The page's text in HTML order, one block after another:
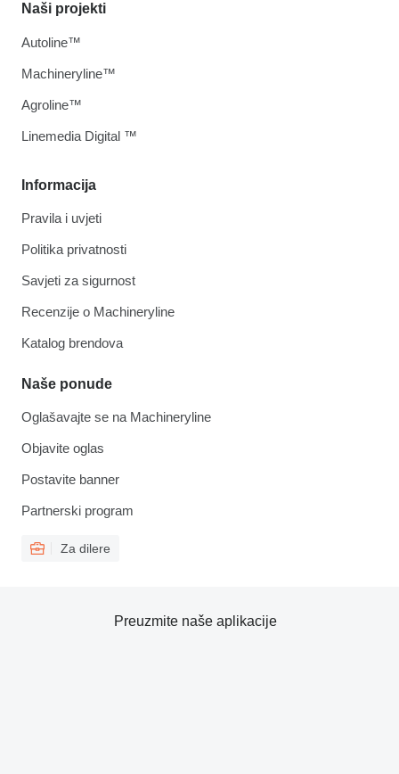
Informacija
Pravila i uvjeti
Politika privatnosti
Savjeti za sigurnost
Recenzije o Machineryline
Katalog brendova
Naše ponude
Oglašavajte se na Machineryline
Objavite oglas
Postavite banner
Partnerski program
Za dilere
Naši projekti
Autoline™
Machineryline™
Agroline™
Linemedia Digital ™
Preuzmite naše aplikacije